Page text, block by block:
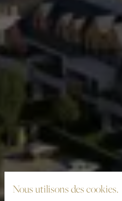
Nous utilisons des cookies.